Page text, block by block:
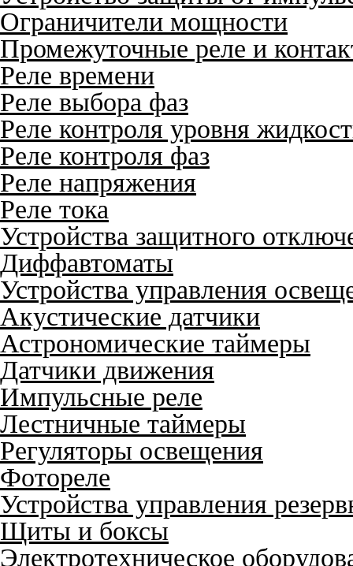
Ограничители мощности
Промежуточные реле и
Реле времени
Реле выбора фаз
Реле контроля уровня
Реле контроля фаз
Реле напряжения
Реле тока
Устройства защитного
Диффавтоматы
Устройства управления
Акустические датчики
Астрономические таймеры
Датчики движения
Импульсные реле
Лестничные таймеры
Регуляторы освещения
Фотореле
Устройства управления
Щиты и боксы
Электротехническое